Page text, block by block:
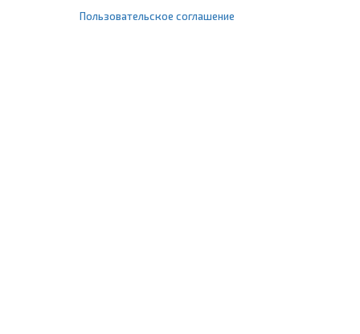
Пользовательское соглашение